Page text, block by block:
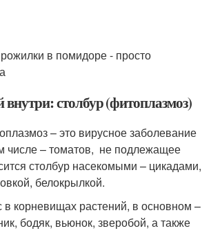
в помидоре - просто
столбур (фитоплазмоз)
– это вирусное заболевание
числе – томатов, не подлежащее
столбур насекомыми – цикадами,
белокрылкой.
в корневищах растений, в основном –
бодяк, вьюнок, зверобой, а также